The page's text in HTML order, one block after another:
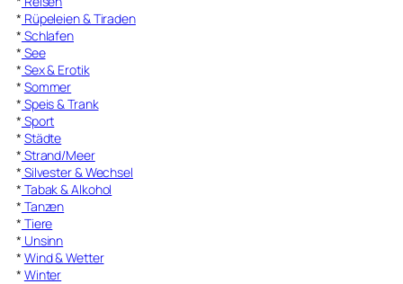
* Rüpeleien & Tiraden
* Schlafen
* See
* Sex & Erotik
* Sommer
* Speis & Trank
* Sport
* Städte
* Strand/Meer
* Silvester & Wechsel
* Tabak & Alkohol
* Tanzen
* Tiere
* Unsinn
* Wind & Wetter
* Winter